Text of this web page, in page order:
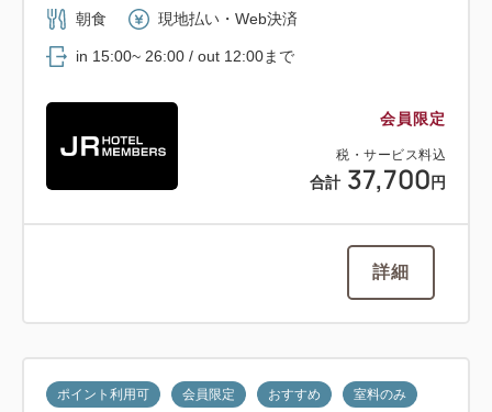
会員限定
税・サービス料込
合計 37,700 円
朝食 現地払い・Web決済
in 15:00~ 26:00 / out 12:00まで
詳細
ポイント利用可 会員限定 おすすめ 室料のみ